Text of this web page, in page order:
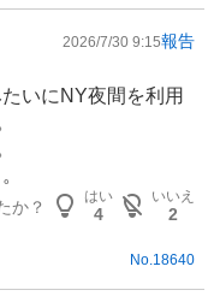
2026/7/30 9:15報告
いにNY夜間を利用
か？
はい
4
いいえ
2
No.18640